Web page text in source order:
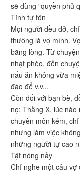
sẽ dùng “quyền phủ
Tính tự tôn
Mọi người đều dở,
thường là vợ mình.
bằng lòng. Từ
nhạt phèo, đến
nấu ăn không vừa
đáo để v.v...
Còn đối với bạn bè,
nọ: Thằng X. lúc nào
chuyên môn kém,
nhưng làm việc
những người tự cao
Tật nóng nảy
Chỉ nghe một câu vợ